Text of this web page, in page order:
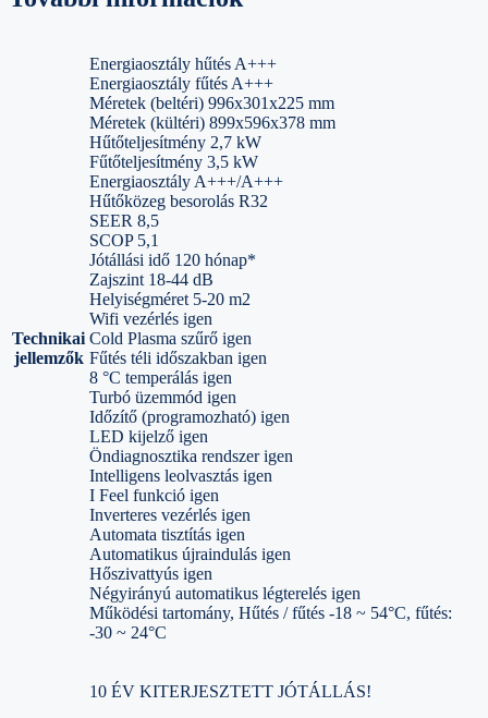
Technikai
jellemzők
Energiaosztály hűtés A+++
Energiaosztály fűtés A+++
Méretek (beltéri) 996x301x225 mm
Méretek (kültéri) 899x596x378 mm
Hűtőteljesítmény 2,7 kW
Fűtőteljesítmény 3,5 kW
Energiaosztály A+++/A+++
Hűtőközeg besorolás R32
SEER 8,5
SCOP 5,1
Jótállási idő 120 hónap*
Zajszint 18-44 dB
Helyiségméret 5-20 m2
Wifi vezérlés igen
Cold Plasma szűrő igen
Fűtés téli időszakban igen
8 °C temperálás igen
Turbó üzemmód igen
Időzítő (programozható) igen
LED kijelző igen
Öndiagnosztika rendszer igen
Intelligens leolvasztás igen
I Feel funkció igen
Inverteres vezérlés igen
Automata tisztítás igen
Automatikus újraindulás igen
Hőszivattyús igen
Négyirányú automatikus légterelés igen
Működési tartomány, Hűtés / fűtés -18 ~ 54°C, fűtés:
-30 ~ 24°C
10 ÉV KITERJESZTETT JÓTÁLLÁS!